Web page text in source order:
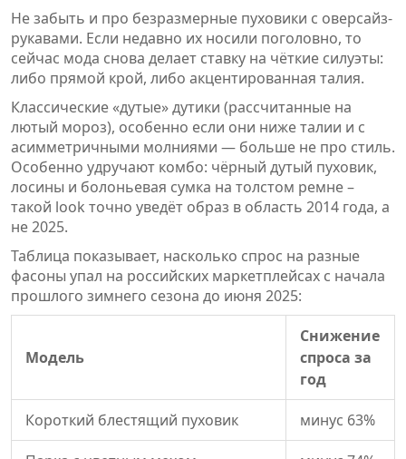
Не забыть и про безразмерные пуховики с оверсайз-
рукавами. Если недавно их носили поголовно, то
сейчас мода снова делает ставку на чёткие силуэты:
либо прямой крой, либо акцентированная талия.
Классические «дутые» дутики (рассчитанные на
лютый мороз), особенно если они ниже талии и с
асимметричными молниями — больше не про стиль.
Особенно удручают комбо: чёрный дутый пуховик,
лосины и болоньевая сумка на толстом ремне –
такой look точно уведёт образ в область 2014 года, а
не 2025.
Таблица показывает, насколько спрос на разные
фасоны упал на российских маркетплейсах с начала
прошлого зимнего сезона до июня 2025:
Модель
Снижение
спроса за
год
Короткий блестящий пуховик минус 63%